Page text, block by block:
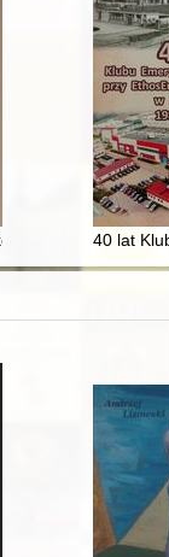
= Ottoz 1571
40 lat